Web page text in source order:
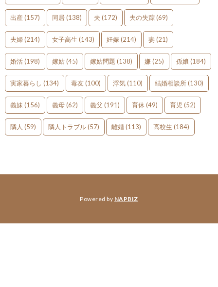
出産 (157) 同居(138) 夫 (172) 夫の失踪(69)
夫婦(214) 女子高生 (143) 妊娠(214) 妻(21)
婚活(198) 嫁姑(45) 嫁姑問題 (138) 嫌 (25) 孫娘 (184)
実家暮らし (134) 毒友(100) 浮気(110) 結婚相談所(130)
義妹 (156) 義母(62) 義父 (191) 育休 (49) 育児 (52)
隣人 (59) 隣人トラブル(57) 離婚(113) 高校生 (184)
Powered by NAPBIZ